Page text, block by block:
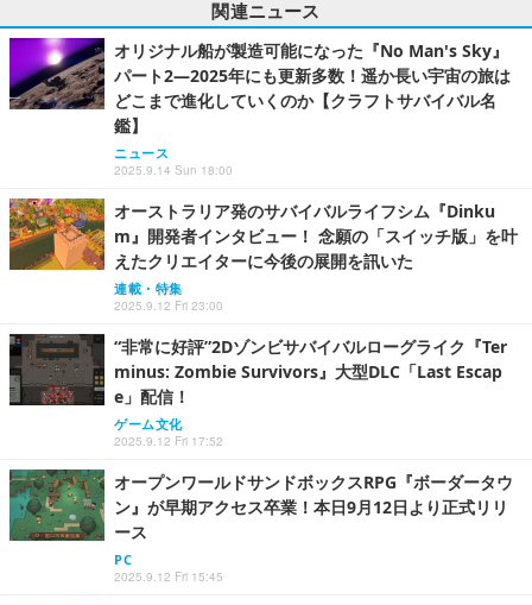
関連ニュース
オリジナル船が製造可能になった『No Man's Sky』
パート2―2025年にも更新多数！遥か長い宇宙の旅は
どこまで進化していくのか【クラフトサバイバル名
鑑】
ニュース
2025.9.14 Sun 18:00
オーストラリア発のサバイバルライフシム『Dinku
m』開発者インタビュー！ 念願の「スイッチ版」を叶
えたクリエイターに今後の展開を訊いた
連載・特集
2025.9.12 Fri 23:00
“非常に好評”2Dゾンビサバイバルローグライク『Ter
minus: Zombie Survivors』大型DLC「Last Escap
e」配信！
ゲーム文化
2025.9.12 Fri 17:52
オープンワールドサンドボックスRPG『ボーダータウ
ン』が早期アクセス卒業！本日9月12日より正式リリ
ース
PC
2025.9.12 Fri 15:45